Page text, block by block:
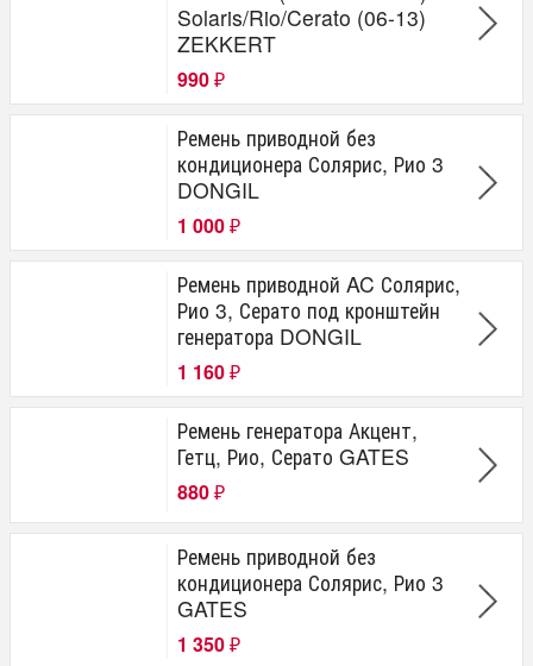
Solaris/Rio/Cerato (06-13)
ZEKKERT
990 ₽
Ремень приводной без
кондиционера Солярис, Рио 3
DONGIL
1 000 ₽
Ремень приводной AC Солярис,
Рио 3, Серато под кронштейн
генератора DONGIL
1 160 ₽
Ремень генератора Акцент,
Гетц, Рио, Серато GATES
880 ₽
Ремень приводной без
кондиционера Солярис, Рио 3
GATES
1 350 ₽